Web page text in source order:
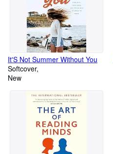
It'S Not Summer Without You
Softcover
New